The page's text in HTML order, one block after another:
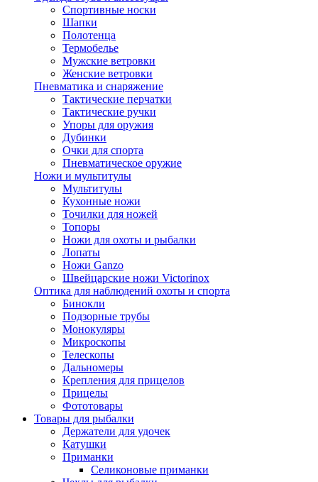
Спортивные носки
Шапки
Полотенца
Термобелье
Мужские ветровки
Женские ветровки
Пневматика и снаряжение
Тактические перчатки
Тактические ручки
Упоры для оружия
Дубинки
Очки для спорта
Пневматическое оружие
Ножи и мультитулы
Мультитулы
Кухонные ножи
Точилки для ножей
Топоры
Ножи для охоты и рыбалки
Лопаты
Ножи Ganzo
Швейцарские ножи Victorinox
Оптика для наблюдений охоты и спорта
Бинокли
Подзорные трубы
Монокуляры
Микроскопы
Телескопы
Дальномеры
Крепления для прицелов
Прицелы
Фототовары
Товары для рыбалки
Держатели для удочек
Катушки
Приманки
Селиконовые приманки